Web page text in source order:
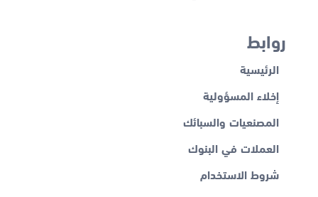
روابط
الرئيسية
إخلاء المسؤولية
المصنعيات والسبائك
العملات في البنوك
شروط الاستخدام